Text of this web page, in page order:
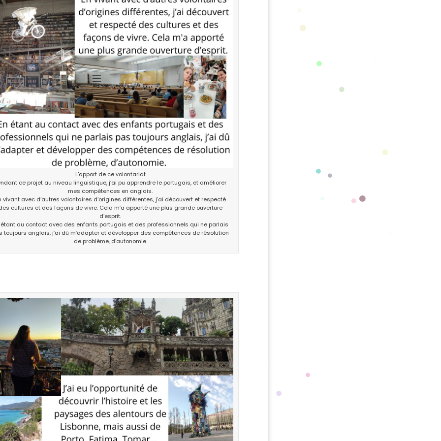
L’apport de ce volontariat
ce projet au niveau linguistique, j’ai pu apprendre le portugais, et améliorer
mes compétences en anglais.
vivant avec d’autres volontaires d’origines différentes, j’ai découvert et respecté
cultures et des façons de vivre. Cela m’a apporté une plus grande ouverture
d’esprit.
étant au contact avec des enfants portugais et des professionnels qui ne parlais
toujours anglais, j’ai dû m’adapter et développer des compétences de résolution
de problème, d’autonomie.